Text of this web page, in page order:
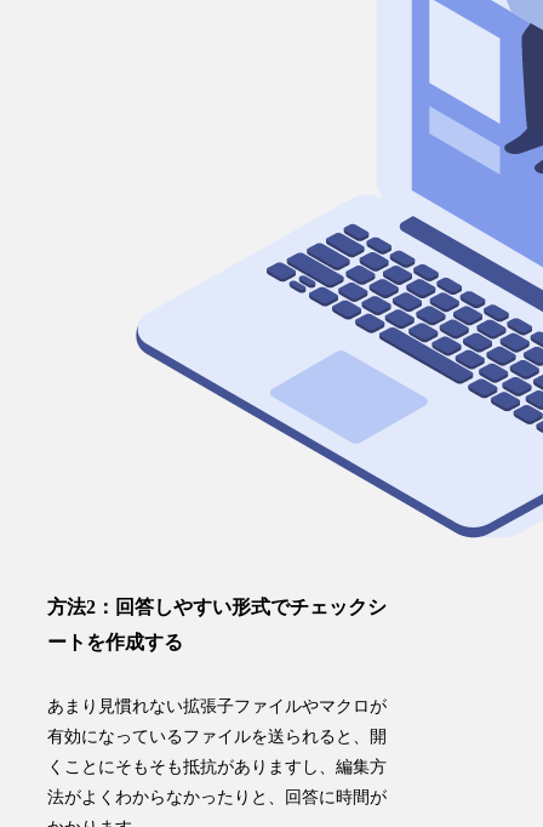
方法2：回答しやすい形式でチェックシ
ートを作成する
あまり見慣れない拡張子ファイルやマクロが
有効になっているファイルを送られると、開
くことにそもそも抵抗がありますし、編集方
法がよくわからなかったりと、回答に時間が